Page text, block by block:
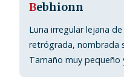
Bebhionn
Luna irregular lejana
retrógrada, nombrada
Tamaño muy pequeño